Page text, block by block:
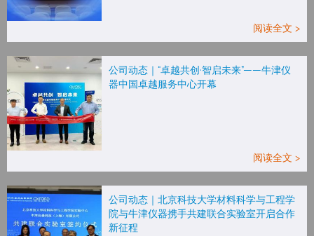
阅读全文 >
公司动态｜“卓越共创·智启未来”——牛津仪
器中国卓越服务中心开幕
阅读全文 >
公司动态｜北京科技大学材料科学与工程学
院与牛津仪器携手共建联合实验室开启合作
新征程